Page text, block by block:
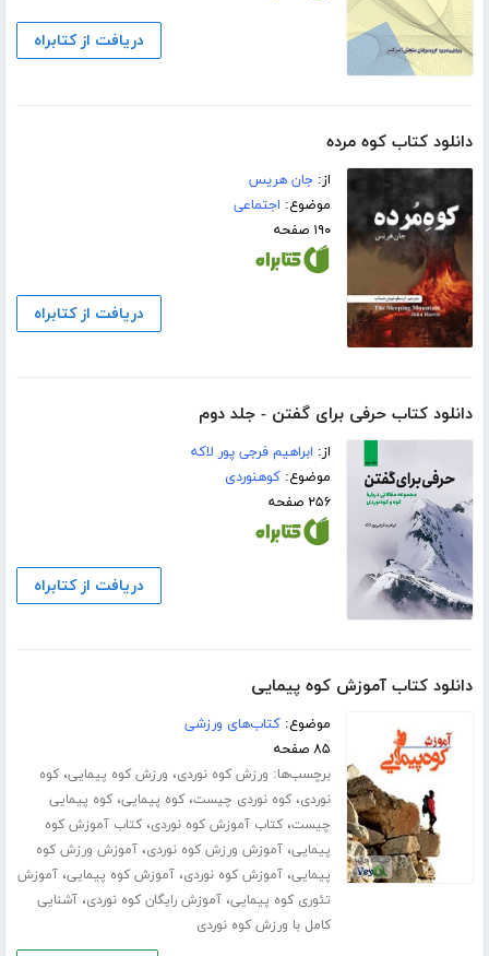
دریافت از کتابراه
دانلود کتاب کوه مرده
از:جان هریس
موضوع: اجتماعی
۱۹۰ صفحه
دریافت از کتابراه
دانلود کتاب حرفی برای گفتن - جلد دوم
از: ابراهیم فرجی پور لاکه
موضوع:کوهنوردی
۲۵۶ صفحه
دریافت از کتابراه
دانلود کتاب آموزش کوه پیمایی
موضوع:کتاب‌های ورزشی
۸۵ صفحه
برچسب‌ها: ورزش کوه نوردی، ورزش کوه پیمایی،کوه
نوردی،کوه نوردی چیست،کوه پیمایی،کوه پیمایی
چیست،کتاب آموزش کوه نوردی،کتاب آموزش کوه
پیمایی،آموزش ورزش کوه نوردی،آموزش ورزش کوه
پیمایی،آموزش کوه نوردی،آموزش کوه پیمایی،آموزش
تئوری کوه پیمایی،آموزش رایگان کوه نوردی،آشنایی
کامل با ورزش کوه نوردی